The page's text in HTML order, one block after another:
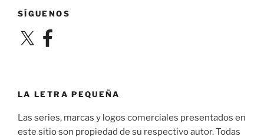
SÍGUENOS
X Facebook
LA LETRA PEQUEÑA
Las series, marcas y logos comerciales presentados en
este sitio son propiedad de su respectivo autor. Todas